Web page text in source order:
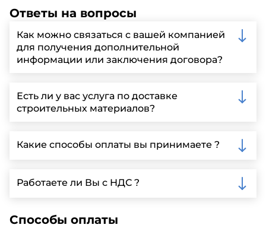
Ответы на вопросы
Как можно связаться с вашей компанией
для получения дополнительной
информации или заключения договора?
запрос через нашу официальную почту или
заполнить форму на нашем сайте для более
детальной информации и организации встречи.
Есть ли у вас услуга по доставке
строительных материалов?
Ленинградской области, у нас собственный
автопарк, для обеспечения быстрой и надежной
Какие способы оплаты вы принимаете ?
включая наличные, банковские переводы,
кредитные карты. Подробную информацию о
Работаете ли Вы с НДС ?
налогообложения, т.е с НДС 20%
Способы оплаты